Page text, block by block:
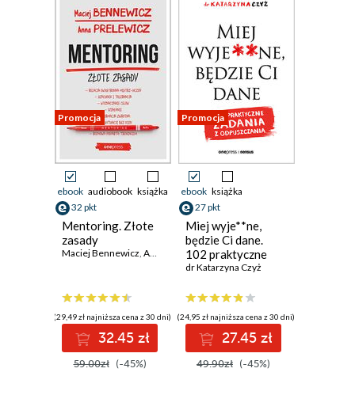
Promocja
ebook audiobook książka
32 pkt
Mentoring. Złote
zasady
Maciej Bennewicz, Anna Prelewicz
(29,49 zł najniższa cena z 30 dni)
32.45 zł
59.00zł (-45%)
Promocja
ebook książka
27 pkt
Miej wyje**ne,
będzie Ci dane.
102 praktyczne
zadania z
dr Katarzyna Czyż
(24,95 zł najniższa cena z 30 dni)
27.45 zł
49.90zł (-45%)